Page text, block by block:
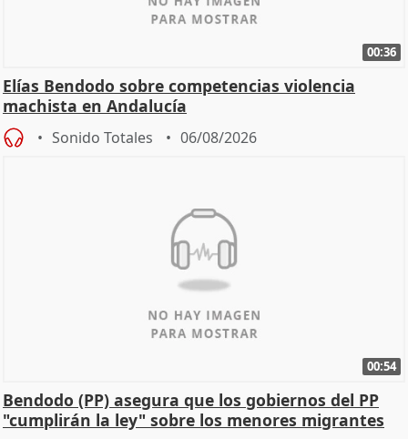
00:36
Elías Bendodo sobre competencias violencia
machista en Andalucía
Sonido Totales 06/08/2026
00:54
Bendodo (PP) asegura que los gobiernos del PP
"cumplirán la ley" sobre los menores migrantes